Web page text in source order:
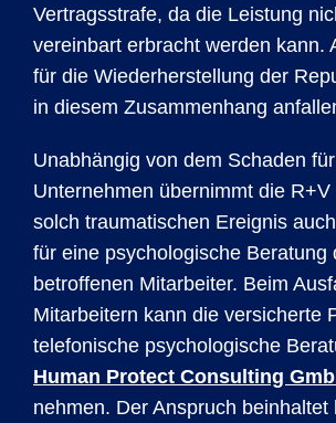
Vertragsstrafe, da die Leistung
vereinbart erbracht werden kann.
für die Wiederherstellung der
in diesem Zusammenhang
Unabhängig von dem Schaden
Unternehmen übernimmt die R+V
solch traumatischen Ereignis
für eine psychologische Beratung
betroffenen Mitarbeiter. Beim
Mitarbeitern kann die versicherte
telefonische psychologische
Human Protect Consulting
nehmen. Der Anspruch beinhaltet